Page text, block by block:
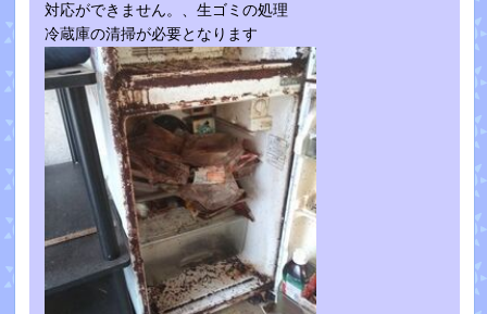
対応ができません。、生ゴミの処理
冷蔵庫の清掃が必要となります